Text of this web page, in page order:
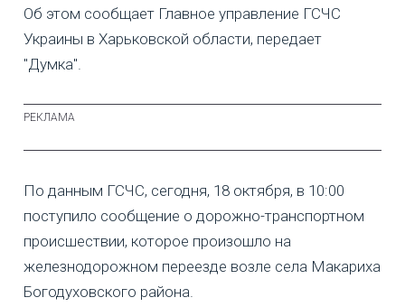
Об этом сообщает Главное управление ГСЧС
Украины в Харьковской области, передает
"Думка".
По данным ГСЧС, сегодня, 18 октября, в 10:00
поступило сообщение о дорожно-транспортном
происшествии, которое произошло на
железнодорожном переезде возле села Макариха
Богодуховского района.